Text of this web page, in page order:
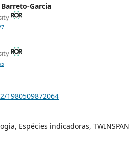
Garcia
1980509872064
Espécies indicadoras, TWINSPAN